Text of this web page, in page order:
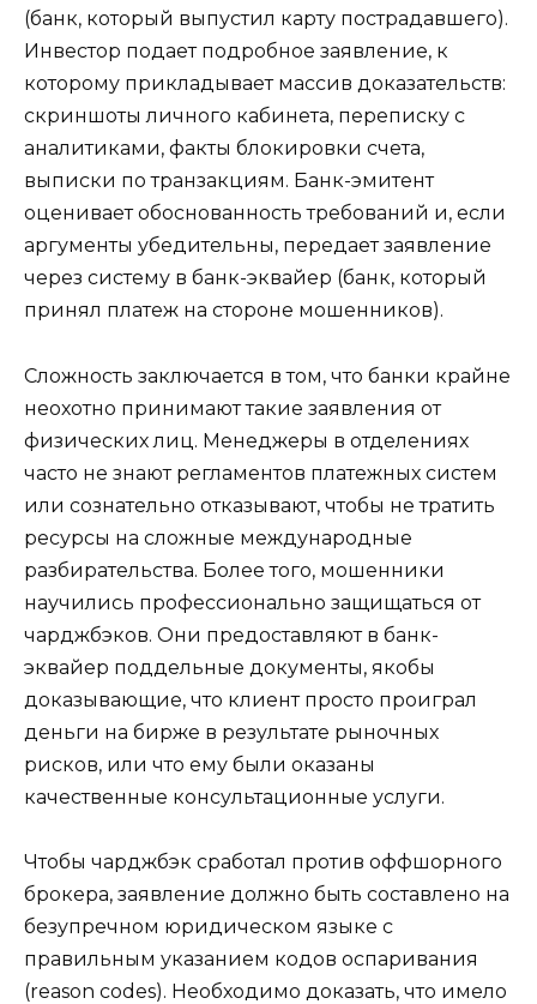
(банк, который выпустил карту пострадавшего).
Инвестор подает подробное заявление, к
которому прикладывает массив доказательств:
скриншоты личного кабинета, переписку с
аналитиками, факты блокировки счета,
выписки по транзакциям. Банк-эмитент
оценивает обоснованность требований и, если
аргументы убедительны, передает заявление
через систему в банк-эквайер (банк, который
принял платеж на стороне мошенников).
Сложность заключается в том, что банки крайне
неохотно принимают такие заявления от
физических лиц. Менеджеры в отделениях
часто не знают регламентов платежных систем
или сознательно отказывают, чтобы не тратить
ресурсы на сложные международные
разбирательства. Более того, мошенники
научились профессионально защищаться от
чарджбэков. Они предоставляют в банк-
эквайер поддельные документы, якобы
доказывающие, что клиент просто проиграл
деньги на бирже в результате рыночных
рисков, или что ему были оказаны
качественные консультационные услуги.
Чтобы чарджбэк сработал против оффшорного
брокера, заявление должно быть составлено на
безупречном юридическом языке с
правильным указанием кодов оспаривания
(reason codes). Необходимо доказать, что имело